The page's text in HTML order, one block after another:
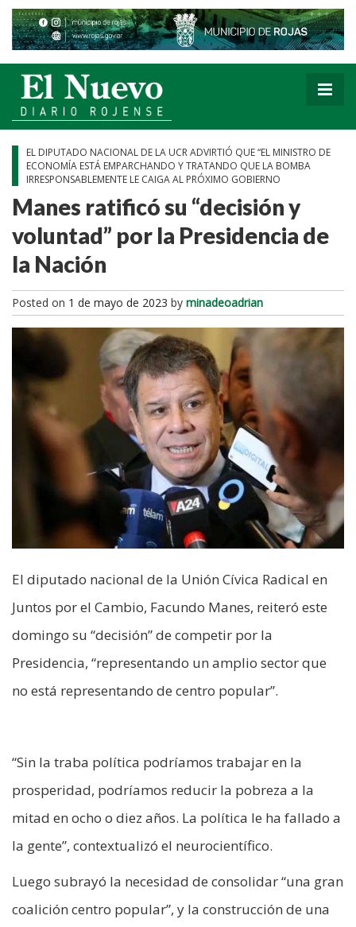
EL DIPUTADO NACIONAL DE LA UCR ADVIRTIÓ QUE “EL MINISTRO DE
ECONOMÍA ESTÁ EMPARCHANDO Y TRATANDO QUE LA BOMBA
IRRESPONSABLEMENTE LE CAIGA AL PRÓXIMO GOBIERNO
Manes ratificó su “decisión y
voluntad” por la Presidencia de
la Nación
Posted on 1 de mayo de 2023 by minadeoadrian
El diputado nacional de la Unión Cívica Radical en
Juntos por el Cambio, Facundo Manes, reiteró este
domingo su “decisión” de competir por la
Presidencia, “representando un amplio sector que
no está representando de centro popular”.
“Sin la traba política podríamos trabajar en la
prosperidad, podríamos reducir la pobreza a la
mitad en ocho o diez años. La política le ha fallado a
la gente”, contextualizó el neurocientífico.
Luego subrayó la necesidad de consolidar “una gran
coalición centro popular”, y la construcción de una